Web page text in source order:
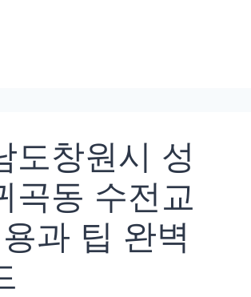
도창원시 성
곡동 수전교
과 팁 완벽